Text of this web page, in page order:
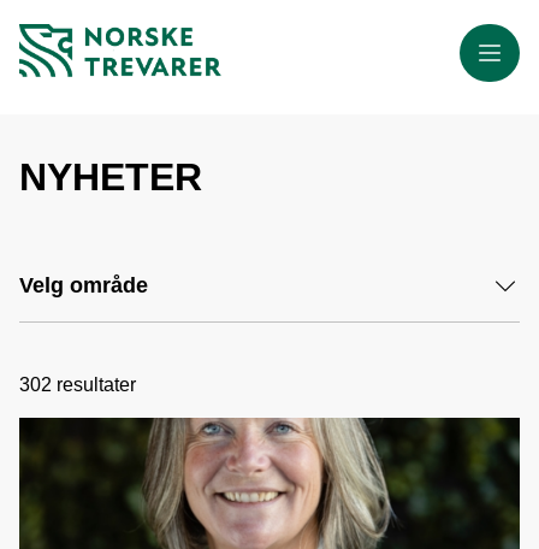
Meny
NYHETER
Velg område
302 resultater